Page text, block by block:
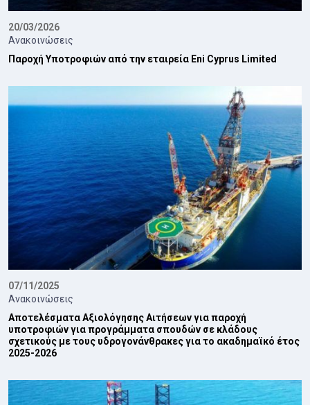
20/03/2026
Ανακοινώσεις
Παροχή Υποτροφιών από την εταιρεία Eni Cyprus Limited
07/11/2025
Ανακοινώσεις
Αποτελέσματα Αξιολόγησης Αιτήσεων για παροχή
υποτροφιών για προγράμματα σπουδών σε κλάδους
σχετικούς με τους υδρογονάνθρακες για το ακαδημαϊκό έτος
2025-2026